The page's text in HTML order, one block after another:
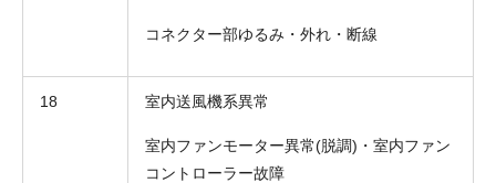
コネクター部ゆるみ・外れ・断線
18 室内送風機系異常
室内ファンモーター異常(脱調)・室内ファン
コントローラー故障